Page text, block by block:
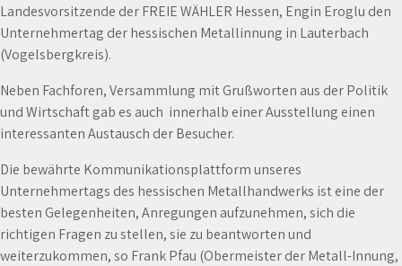
Landesvorsitzende der FREIE WÄHLER Hessen, Engin Eroglu den
Unternehmertag der hessischen Metallinnung in Lauterbach
(Vogelsbergkreis).
Neben Fachforen, Versammlung mit Grußworten aus der Politik
und Wirtschaft gab es auch innerhalb einer Ausstellung einen
interessanten Austausch der Besucher.
Die bewährte Kommunikationsplattform unseres
Unternehmertags des hessischen Metallhandwerks ist eine der
besten Gelegenheiten, Anregungen aufzunehmen, sich die
richtigen Fragen zu stellen, sie zu beantworten und
weiterzukommen, so Frank Pfau (Obermeister der Metall-Innung,